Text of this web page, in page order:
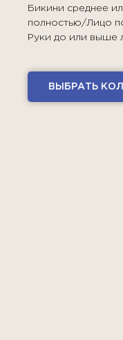
Бикини среднее
полностью/Лицо
Руки до или выше
ВЫБРАТЬ